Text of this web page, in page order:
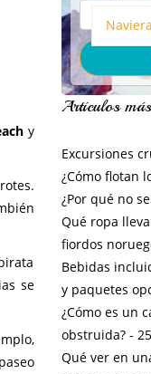
y
se
Naviera
Artículos
Excursiones
¿Cómo flotan
¿Por qué no
Qué ropa
fiordos
Bebidas
y paquetes
¿Cómo es un
obstruida?-
Qué ver en